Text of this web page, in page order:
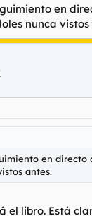
la morfologia
la clase
hacia los
a mirar a
a su mente
extremos a caer
tumbado en
esfinteres. Todos
para toda la vida,
quien el resto
llevaba
en
nunca vistos
en directo
antes.
el libro. Está